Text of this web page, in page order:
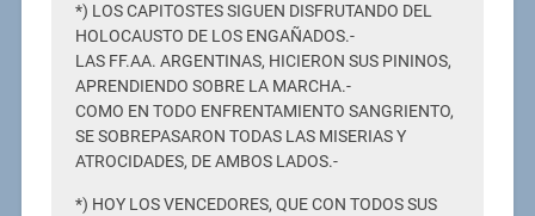
*) LOS CAPITOSTES SIGUEN DISFRUTANDO DEL
HOLOCAUSTO DE LOS ENGAÑADOS.-
LAS FF.AA. ARGENTINAS, HICIERON SUS PININOS,
APRENDIENDO SOBRE LA MARCHA.-
COMO EN TODO ENFRENTAMIENTO SANGRIENTO,
SE SOBREPASARON TODAS LAS MISERIAS Y
ATROCIDADES, DE AMBOS LADOS.-
*) HOY LOS VENCEDORES, QUE CON TODOS SUS